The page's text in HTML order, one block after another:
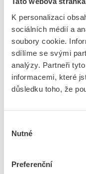
K personalizaci
sociálních médií a
soubory cookie.
sdílíme se svými
analýzy. Partneři
informacemi, které
důsledku toho, že
souhlasu
Nutné
Preferenční
ks
Přidat k porovnání
500 ks
WAPRO
60,8 x
EAN